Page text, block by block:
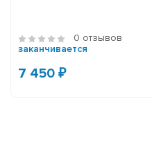
0 отзывов
заканчивается
7 450 ₽